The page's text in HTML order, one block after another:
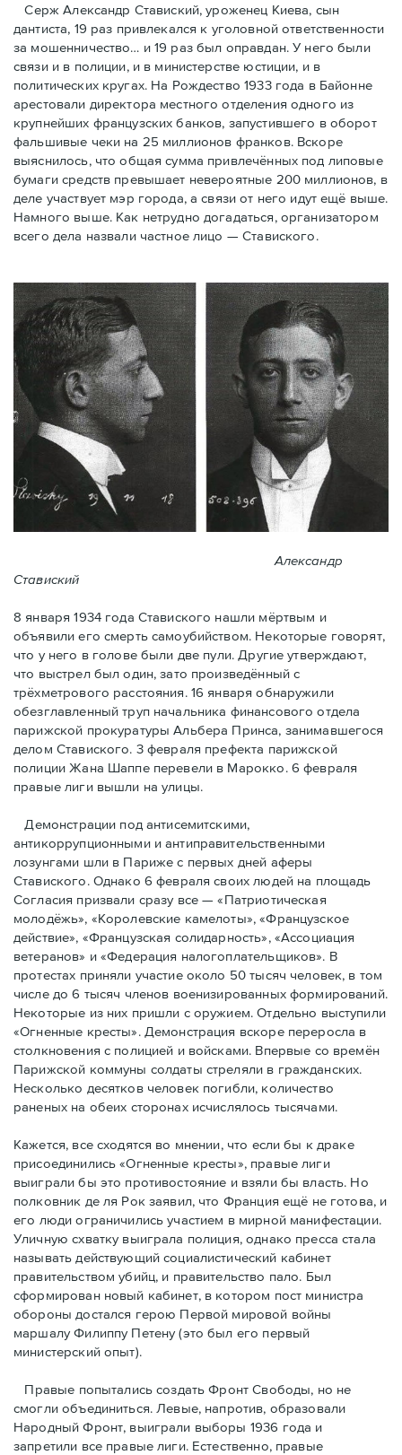
Серж Александр Ставиский, уроженец Киева, сын
дантиста, 19 раз привлекался к уголовной ответственности
за мошенничество… и 19 раз был оправдан. У него были
связи и в полиции, и в министерстве юстиции, и в
политических кругах. На Рождество 1933 года в Байoнне
арестовали директора местного отделения одного из
крупнейших французских банков, запустившего в оборот
фальшивые чеки на 25 миллионов франков. Вскоре
выяснилось, что общая сумма привлечённых под липовые
бумаги средств превышает невероятные 200 миллионов, в
деле участвует мэр города, a связи от него идут ещё выше.
Намного выше. Как нетрудно догадаться, организатором
всего дела назвали частное лицо — Ставиского.
Александр
Ставиский
8 января 1934 года Ставиского нашли мёртвым и
объявили его смерть самоубийством. Некоторые говорят,
что у него в голове были две пули. Другие утверждают,
что выстрел был один, зато произведённый с
трёхметровoго расстояния. 16 января обнаружили
обезглавленный труп начальника финансового отдела
парижской прокуратуры Альбера Принса, занимавшегося
делом Cтавиского. 3 февраля префекта парижской
полиции Жана Шаппе перевели в Марокко. 6 февраля
правые лиги вышли на улицы.
Демонстрации под антисемитскими,
антикоррупционными и антиправительственными
лозунгами шли в Париже с первых дней аферы
Ставиского. Однако 6 февраля своих людей на площадь
Согласия призвали сразу все — «Патриотическая
молодёжь», «Королевские камелоты», «Французское
действие», «Французская солидарность», «Ассоциация
ветеранов» и «Федерация налогоплательщиков». В
протестах приняли участие около 50 тысяч человек, в том
числе до 6 тысяч членов военизированных формирований.
Некоторые из них пришли с оружием. Отдельно выступили
«Огненные кресты». Демонстрация вскоре переросла в
столкновения с полицией и войсками. Впервые со времён
Парижской коммуны солдаты стреляли в гражданских.
Несколько десятков человек погибли, количество
раненых на обеих сторонах исчислялось тысячами.
Кажется, все сходятся во мнении, что если бы к драке
присоединились «Огненные кресты», правые лиги
выиграли бы это противостояние и взяли бы власть. Но
полковник де ля Рок заявил, что Франция ещё не готова, и
его люди ограничились участием в мирной манифестации.
Уличную схватку выиграла полиция, однако пресса стала
называть действующий социалистический кабинет
правительством убийц, и правительство пало. Был
сформирован новый кабинет, в котором пост министра
обороны достался герою Первой мировой войны
маршалу Филиппу Петену (это был его первый
министерский опыт).
Правые пoпытались создать Фронт Свободы, но не
смогли объединиться. Левые, напротив, образовали
Народный Фронт, выиграли выборы 1936 года и
запретили все правые лиги. Естественно, правые